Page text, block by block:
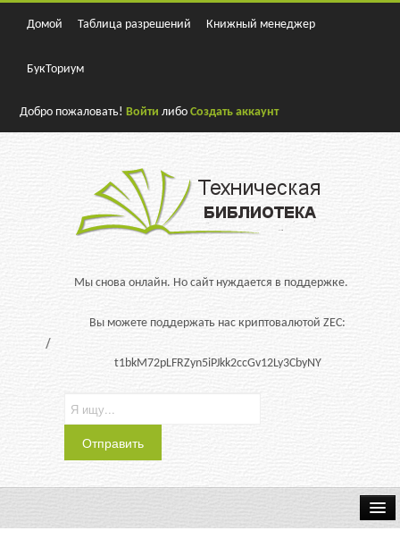
Домой Таблица разрешений Книжный менеджер
БукТориум
Добро пожаловать!Войти либоСоздать аккаунт
Мы снова онлайн. Но сайт нуждается в поддержке.
Вы можете поддержать нас криптовалютой ZEC:
t1bkM72pLFRZyn5iPJkk2ccGv12Ly3CbyNY